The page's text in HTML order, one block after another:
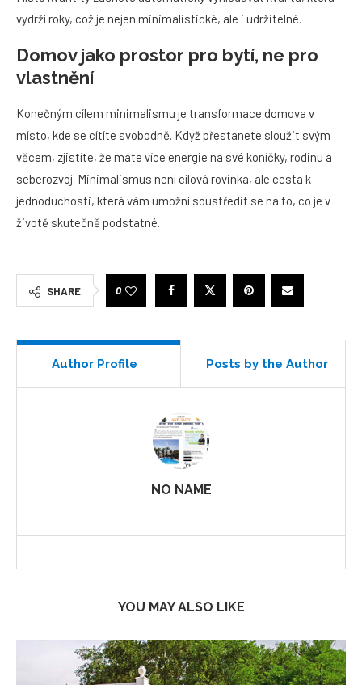
vydrží roky, což je nejen minimalistické, ale i udržitelné.
Domov jako prostor pro bytí, ne pro
vlastnění
Konečným cílem minimalismu je transformace domova v
místo, kde se cítíte svobodně. Když přestanete sloužit svým
věcem, zjistíte, že máte více energie na své koníčky, rodinu a
seberozvoj. Minimalismus není cílová rovinka, ale cesta k
jednoduchosti, která vám umožní soustředit se na to, co je v
životě skutečně podstatné.
SHARE 0
Author Profile Posts by the Author
NO NAME
YOU MAY ALSO LIKE